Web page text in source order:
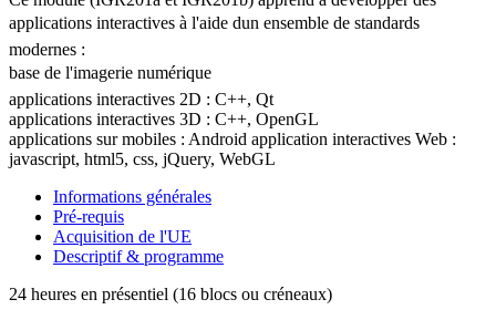
applications interactives à l'aide dun ensemble de standards
modernes :
base de l'imagerie numérique
applications interactives 2D : C++, Qt
applications interactives 3D : C++, OpenGL
applications sur mobiles : Android application interactives Web :
javascript, html5, css, jQuery, WebGL
Informations générales
Pré-requis
Acquisition de l'UE
Descriptif & programme
24 heures en présentiel (16 blocs ou créneaux)